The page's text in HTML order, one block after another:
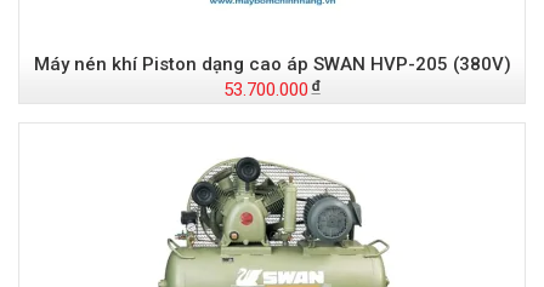
Máy nén khí Piston dạng cao áp SWAN HVP-205 (380V)
53.700.000